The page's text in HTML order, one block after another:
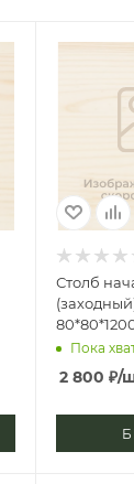
Столб
Экстра)
Пока
2 800 ₽/